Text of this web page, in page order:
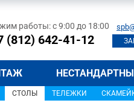
работы: с 9:00 до 18:00
(812) 642-41-12
СТОЛЫ ТЕЛЕЖКИ